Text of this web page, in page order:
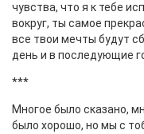
чувства, что я к тебе
вокруг, ты самое
все твои мечты будут
день и в последующие
***
Многое было сказано,
было хорошо, но мы с